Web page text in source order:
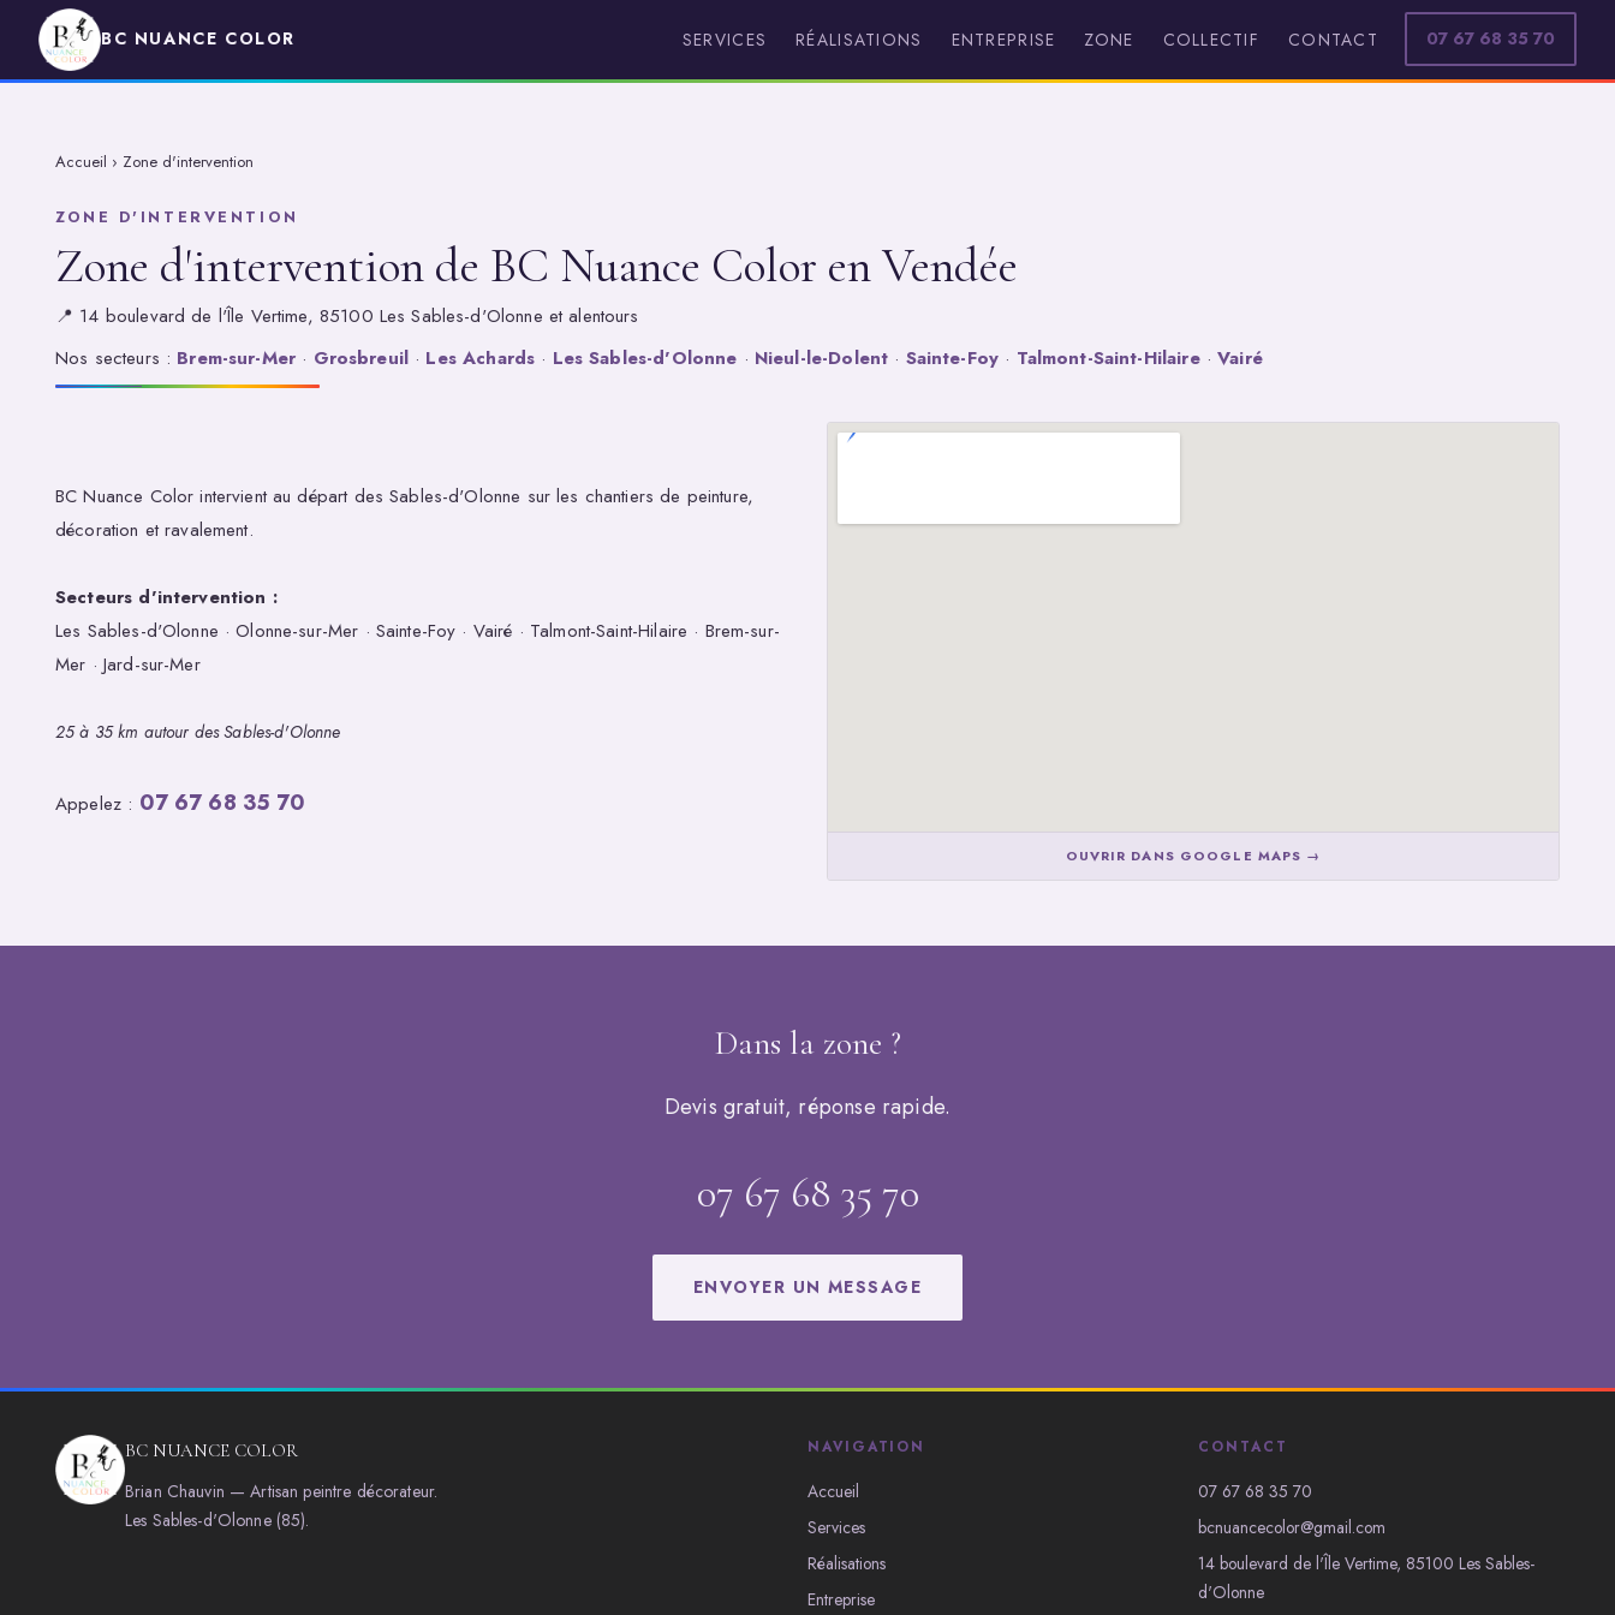
BC NUANCE COLOR SERVICES RÉALISATIONS ENTREPRISE ZONE COLLECTIF CONTACT 07 67 68 35 70
Accueil › Zone d'intervention
ZONE D'INTERVENTION
Zone d'intervention de BC Nuance Color en Vendée
📍 14 boulevard de l'Île Vertime, 85100 Les Sables-d'Olonne et alentours
Nos secteurs : Brem-sur-Mer · Grosbreuil · Les Achards · Les Sables-d'Olonne · Nieul-le-Dolent · Sainte-Foy · Talmont-Saint-Hilaire·Vairé
BC Nuance Color intervient au départ des Sables-d'Olonne sur les chantiers de peinture,
décoration et ravalement.
Secteurs d'intervention :
Les Sables-d'Olonne · Olonne-sur-Mer · Sainte-Foy · Vairé · Talmont-Saint-Hilaire · Brem-sur-
Mer · Jard-sur-Mer
25 à 35 km autour des Sables-d'Olonne
Appelez : 07 67 68 35 70
OUVRIR DANS GOOGLE MAPS →
Dans la zone ?
Devis gratuit, réponse rapide.
07 67 68 35 70
ENVOYER UN MESSAGE
BC NUANCE COLOR
Brian Chauvin — Artisan peintre décorateur.
Les Sables-d'Olonne (85).
NAVIGATION
Accueil
Services
Réalisations
Entreprise
CONTACT
07 67 68 35 70
bcnuancecolor@gmail.com
14 boulevard de l'Île Vertime, 85100 Les Sables-
d'Olonne